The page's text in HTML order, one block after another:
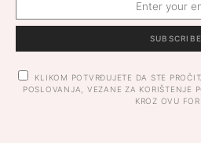
SUBSCRIBE
KLIKOM POTVRĐUJETE DA STE
POSLOVANJA, VEZANE ZA KORIŠTENJE
KROZ OVU